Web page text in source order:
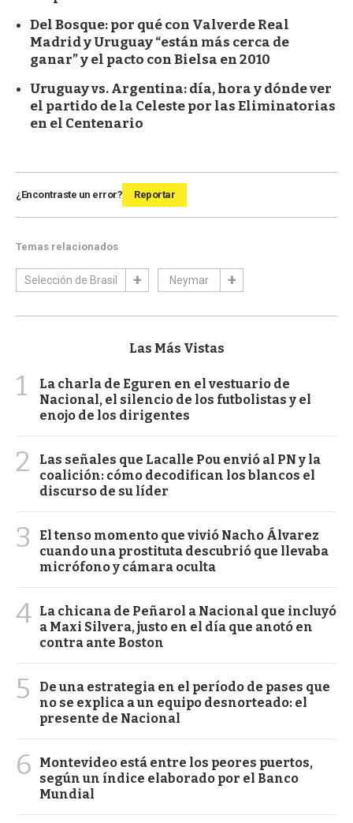
Del Bosque: por qué con Valverde Real
Madrid y Uruguay “están más cerca de
ganar” y el pacto con Bielsa en 2010
Uruguay vs. Argentina: día, hora y dónde ver
el partido de la Celeste por las Eliminatorias
en el Centenario
¿Encontraste un error? Reportar
Temas relacionados
Selección de Brasil Neymar
Las Más Vistas
1
La charla de Eguren en el vestuario de
Nacional, el silencio de los futbolistas y el
enojo de los dirigentes
2
Las señales que Lacalle Pou envió al PN y la
coalición: cómo decodifican los blancos el
discurso de su líder
3
El tenso momento que vivió Nacho Álvarez
cuando una prostituta descubrió que llevaba
micrófono y cámara oculta
4 La chicana de Peñarol a Nacional que incluyó
a Maxi Silvera, justo en el día que anotó en
contra ante Boston
5
De una estrategia en el período de pases que
no se explica a un equipo desnorteado: el
presente de Nacional
6
Montevideo está entre los peores puertos,
según un índice elaborado por el Banco
Mundial